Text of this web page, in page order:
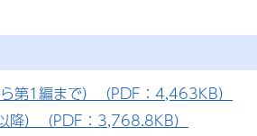
第1編まで）（PDF：4,463KB）
降）（PDF：3,768.8KB）